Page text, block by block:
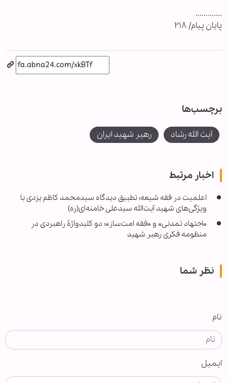
.............
پایان پیام/ ۲۱۸
برچسب‌ها
آیت الله رشاد رهبر شهید ایران
اخبار مرتبط
اعلمیت در فقه شیعه؛ تطبیق دیدگاه سیدمحمد کاظم یزدی با
ویژگی‌های شهید آیت‌الله سیدعلی خامنه‌ای(ره)
«اجتهاد تمدنی» و «فقه امت‌ساز»؛ دو کلیدواژهٔ راهبردی در
منظومه فکری رهبر شهید
نظر شما
نام
ایمیل